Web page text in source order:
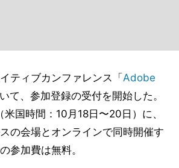
ティブカンファレンス「 Adobe
て、参加登録の受付を開始した。
国時間：10月18日〜20日）に、
の会場とオンラインで同時開催す
参加費は無料。